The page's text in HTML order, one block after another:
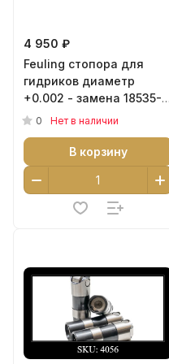
4 950 ₽
Feuling стопора для
гидриков диаметр
+0.002 - замена 18535-
99 - артикул 4102
0 Нет в наличии
В корзину